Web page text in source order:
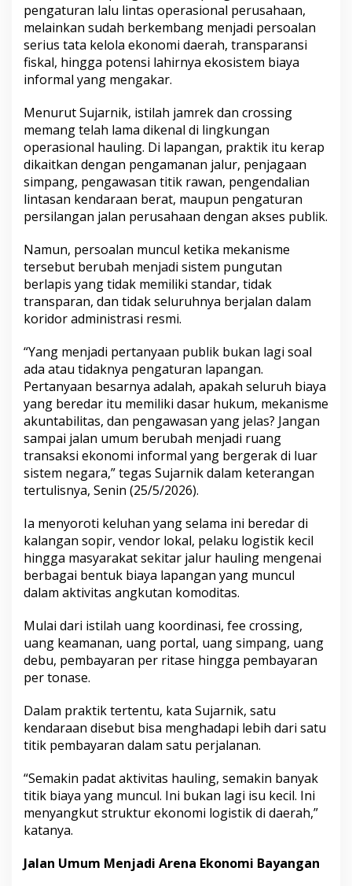
a
n
:
A
k
t
v
i
s
M
u
b
a
u
a
r
n
k
S
r
o
t
i
P
r
a
k
t
i
k
a
m
e
k
d
n
C
r
o
n
g
pengaturan lalu lintas operasional perusahaan,
melainkan sudah berkembang menjadi persoalan
serius tata kelola ekonomi daerah, transparansi
fiskal, hingga potensi lahirnya ekosistem biaya
informal yang mengakar.
Menurut Sujarnik, istilah jamrek dan crossing
memang telah lama dikenal di lingkungan
operasional hauling. Di lapangan, praktik itu kerap
dikaitkan dengan pengamanan jalur, penjagaan
simpang, pengawasan titik rawan, pengendalian
lintasan kendaraan berat, maupun pengaturan
persilangan jalan perusahaan dengan akses publik.
Namun, persoalan muncul ketika mekanisme
tersebut berubah menjadi sistem pungutan
berlapis yang tidak memiliki standar, tidak
transparan, dan tidak seluruhnya berjalan dalam
koridor administrasi resmi.
“Yang menjadi pertanyaan publik bukan lagi soal
ada atau tidaknya pengaturan lapangan.
Pertanyaan besarnya adalah, apakah seluruh biaya
yang beredar itu memiliki dasar hukum, mekanisme
akuntabilitas, dan pengawasan yang jelas? Jangan
sampai jalan umum berubah menjadi ruang
transaksi ekonomi informal yang bergerak di luar
sistem negara,” tegas Sujarnik dalam keterangan
tertulisnya, Senin (25/5/2026).
Ia menyoroti keluhan yang selama ini beredar di
kalangan sopir, vendor lokal, pelaku logistik kecil
hingga masyarakat sekitar jalur hauling mengenai
berbagai bentuk biaya lapangan yang muncul
dalam aktivitas angkutan komoditas.
Mulai dari istilah uang koordinasi, fee crossing,
uang keamanan, uang portal, uang simpang, uang
debu, pembayaran per ritase hingga pembayaran
per tonase.
Dalam praktik tertentu, kata Sujarnik, satu
kendaraan disebut bisa menghadapi lebih dari satu
titik pembayaran dalam satu perjalanan.
“Semakin padat aktivitas hauling, semakin banyak
titik biaya yang muncul. Ini bukan lagi isu kecil. Ini
menyangkut struktur ekonomi logistik di daerah,”
katanya.
Jalan Umum Menjadi Arena Ekonomi Bayangan